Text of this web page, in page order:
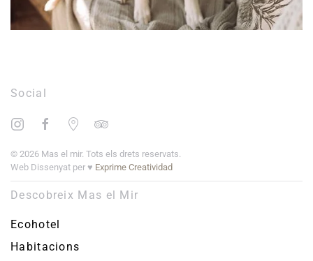
−
Social
© 2026 Mas el mir. Tots els drets reservats.
Web Dissenyat per ♥ Exprime Creatividad
Descobreix Mas el Mir
Ecohotel
Habitacions